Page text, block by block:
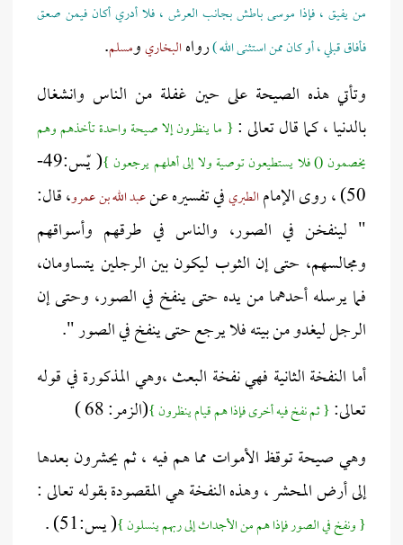
من يفيق ، فإذا موسى باطش بجانب العرش ، فلا أدري أكان فيمن صعق
فأفاق قبلي ، أو كان ممن استثنى الله )رواهالبخاريومسلم.
وتأتي هذه الصيحة على حين غفلة من الناس وانشغال
بالدنيا ، كما قال تعالى : { ما ينظرون إلا صيحة واحدة تأخذهم وهم
يخصمون () فلا يستطيعون توصية ولا إلى أهلهم يرجعون }
( يّـس:49-
50) ، روى الإمام
الطبريفي تفسيره عنعبد الله بن عمرو، قال:
" لينفخن في الصور، والناس في طرقهم وأسواقهم
ومجالسهم، حتى إن الثوب ليكون بين الرجلين يتساومان،
فما يرسله أحدهما من يده حتى ينفخ في الصور، وحتى إن
الرجل ليغدو من بيته فلا يرجع حتى ينفخ في الصور ".
أما النفخة الثانية فهي نفخة البعث ،وهي المذكورة في قوله
تعالى: { ثم نفخ فيه أخرى فإذا هم قيام ينظرون }(الزمر: 68 )
وهي صيحة توقظ الأموات مما هم فيه ، ثم يحشرون بعدها
إلى أرض المحشر ، وهذه النفخة هي المقصودة بقوله تعالى :
{ ونفخ في الصور فإذا هم من الأجداث إلى ربهم ينسلون }( يـس:51) .